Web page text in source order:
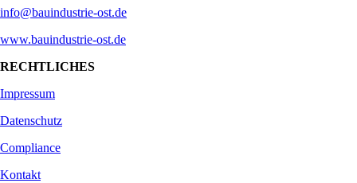
info@bauindustrie-ost.de
www.bauindustrie-ost.de
RECHTLICHES
Impressum
Datenschutz
Compliance
Kontakt